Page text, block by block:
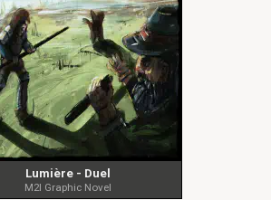
Lumière - Duel
M2I Graphic Novel